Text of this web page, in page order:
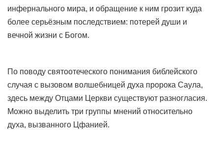
инфернального мира, и обращение к ним грозит куда
более серьёзным последствием: потерей души и
вечной жизни с Богом.
По поводу святоотеческого понимания библейского
случая с вызовом волшебницей духа пророка Саула,
здесь между Отцами Церкви существуют разногласия.
Можно выделить три группы мнений относительно
духа, вызванного Цфанией.